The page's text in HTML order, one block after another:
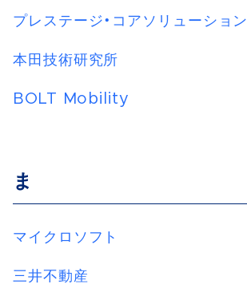
プレステージ・コアソリューション
本田技術研究所
BOLT Mobility
ま
マイクロソフト
三井不動産